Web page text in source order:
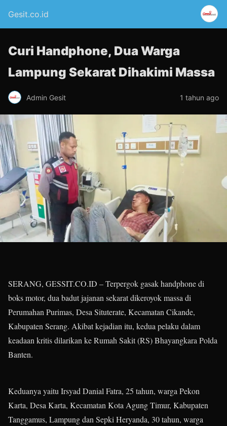
Gesit.co.id
Curi Handphone, Dua Warga
Lampung Sekarat Dihakimi Massa
Admin Gesit 1 tahun ago
SERANG, GESSIT.CO.ID – Terpergok gasak handphone di
boks motor, dua badut jajanan sekarat dikeroyok massa di
Perumahan Purimas, Desa Situterate, Kecamatan Cikande,
Kabupaten Serang. Akibat kejadian itu, kedua pelaku dalam
keadaan kritis dilarikan ke Rumah Sakit (RS) Bhayangkara Polda
Banten.
Keduanya yaitu Irsyad Danial Fatra, 25 tahun, warga Pekon
Karta, Desa Karta, Kecamatan Kota Agung Timur, Kabupaten
Tanggamus, Lampung dan Sepki Heryanda, 30 tahun, warga